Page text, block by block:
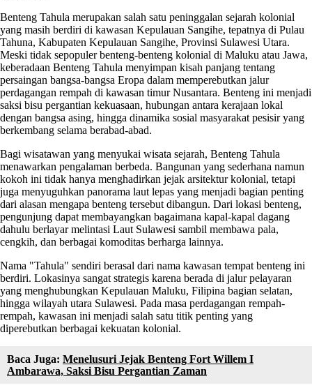
Benteng Tahula merupakan salah satu peninggalan sejarah kolonial
yang masih berdiri di kawasan Kepulauan Sangihe, tepatnya di Pulau
Tahuna, Kabupaten Kepulauan Sangihe, Provinsi Sulawesi Utara.
Meski tidak sepopuler benteng-benteng kolonial di Maluku atau Jawa,
keberadaan Benteng Tahula menyimpan kisah panjang tentang
persaingan bangsa-bangsa Eropa dalam memperebutkan jalur
perdagangan rempah di kawasan timur Nusantara. Benteng ini menjadi
saksi bisu pergantian kekuasaan, hubungan antara kerajaan lokal
dengan bangsa asing, hingga dinamika sosial masyarakat pesisir yang
berkembang selama berabad-abad.
Bagi wisatawan yang menyukai wisata sejarah, Benteng Tahula
menawarkan pengalaman berbeda. Bangunan yang sederhana namun
kokoh ini tidak hanya menghadirkan jejak arsitektur kolonial, tetapi
juga menyuguhkan panorama laut lepas yang menjadi bagian penting
dari alasan mengapa benteng tersebut dibangun. Dari lokasi benteng,
pengunjung dapat membayangkan bagaimana kapal-kapal dagang
dahulu berlayar melintasi Laut Sulawesi sambil membawa pala,
cengkih, dan berbagai komoditas berharga lainnya.
Nama "Tahula" sendiri berasal dari nama kawasan tempat benteng ini
berdiri. Lokasinya sangat strategis karena berada di jalur pelayaran
yang menghubungkan Kepulauan Maluku, Filipina bagian selatan,
hingga wilayah utara Sulawesi. Pada masa perdagangan rempah-
rempah, kawasan ini menjadi salah satu titik penting yang
diperebutkan berbagai kekuatan kolonial.
Baca Juga: Menelusuri Jejak Benteng Fort Willem I
Ambarawa, Saksi Bisu Pergantian Zaman